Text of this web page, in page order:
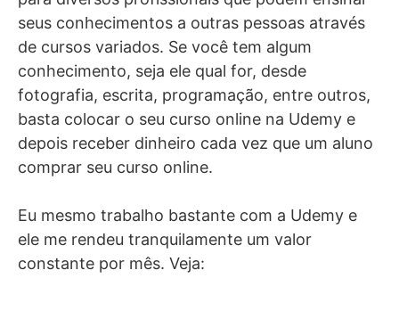
seus conhecimentos a outras pessoas através
de cursos variados. Se você tem algum
conhecimento, seja ele qual for, desde
fotografia, escrita, programação, entre outros,
basta colocar o seu curso online na Udemy e
depois receber dinheiro cada vez que um aluno
comprar seu curso online.
Eu mesmo trabalho bastante com a Udemy e
ele me rendeu tranquilamente um valor
constante por mês. Veja: